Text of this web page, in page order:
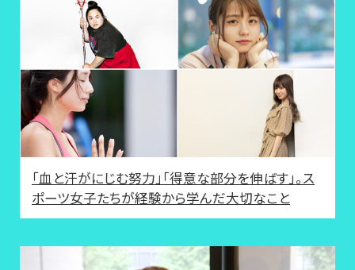
「血と汗がにじむ努力」「得意な部分を伸ばす」。ス
ポーツ女子たちが経験から学んだ大切なこと